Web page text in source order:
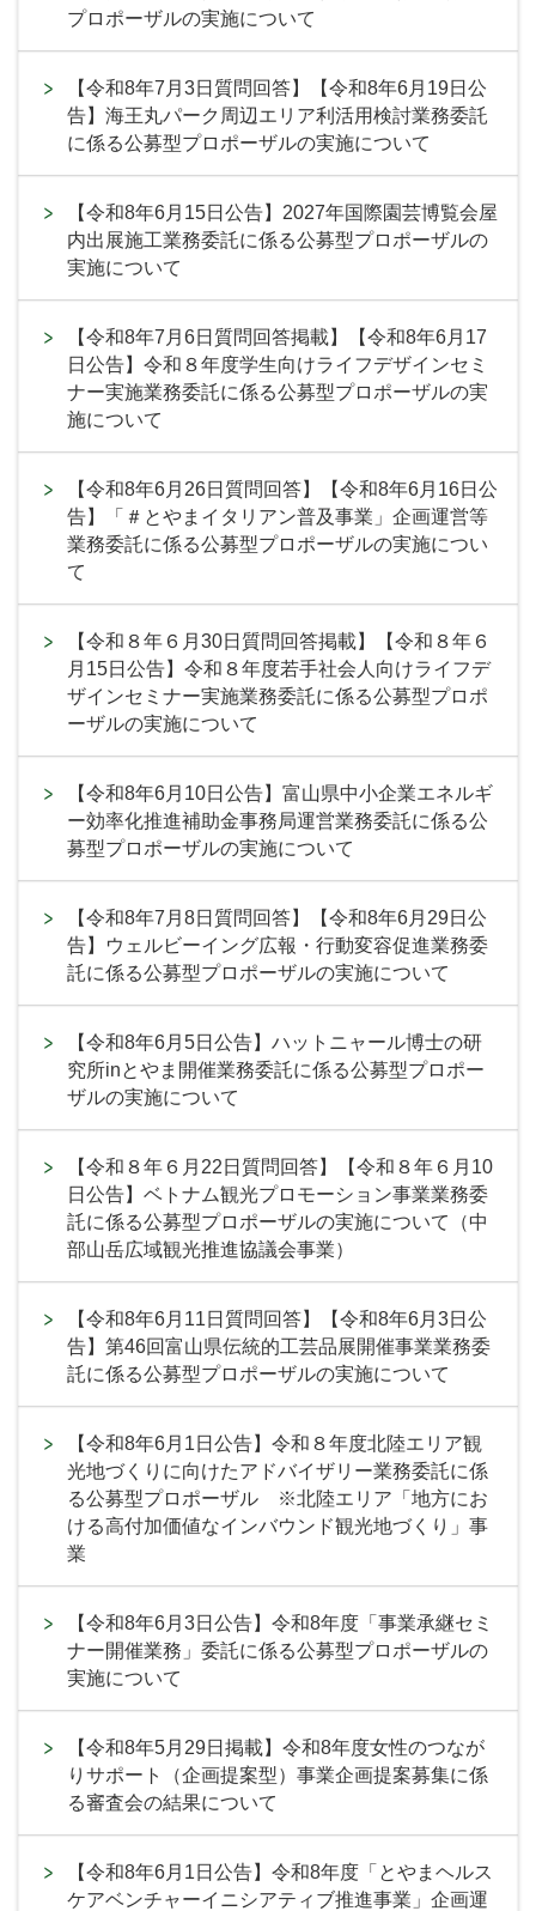
プロポーザルの実施について
【令和8年7月3日質問回答】【令和8年6月19日公
告】海王丸パーク周辺エリア利活用検討業務委託
に係る公募型プロポーザルの実施について
【令和8年6月15日公告】2027年国際園芸博覧会屋
内出展施工業務委託に係る公募型プロポーザルの
実施について
【令和8年7月6日質問回答掲載】【令和8年6月17
日公告】令和８年度学生向けライフデザインセミ
ナー実施業務委託に係る公募型プロポーザルの実
施について
【令和8年6月26日質問回答】【令和8年6月16日公
告】「＃とやまイタリアン普及事業」企画運営等
業務委託に係る公募型プロポーザルの実施につい
て
【令和８年６月30日質問回答掲載】【令和８年６
月15日公告】令和８年度若手社会人向けライフデ
ザインセミナー実施業務委託に係る公募型プロポ
ーザルの実施について
【令和8年6月10日公告】富山県中小企業エネルギ
ー効率化推進補助金事務局運営業務委託に係る公
募型プロポーザルの実施について
【令和8年7月8日質問回答】【令和8年6月29日公
告】ウェルビーイング広報・行動変容促進業務委
託に係る公募型プロポーザルの実施について
【令和8年6月5日公告】ハットニャール博士の研
究所inとやま開催業務委託に係る公募型プロポー
ザルの実施について
【令和８年６月22日質問回答】【令和８年６月10
日公告】ベトナム観光プロモーション事業業務委
託に係る公募型プロポーザルの実施について（中
部山岳広域観光推進協議会事業）
【令和8年6月11日質問回答】【令和8年6月3日公
告】第46回富山県伝統的工芸品展開催事業業務委
託に係る公募型プロポーザルの実施について
【令和8年6月1日公告】令和８年度北陸エリア観
光地づくりに向けたアドバイザリー業務委託に係
る公募型プロポーザル ※北陸エリア「地方にお
ける高付加価値なインバウンド観光地づくり」事
業
【令和8年6月3日公告】令和8年度「事業承継セミ
ナー開催業務」委託に係る公募型プロポーザルの
実施について
【令和8年5月29日掲載】令和8年度女性のつなが
りサポート（企画提案型）事業企画提案募集に係
る審査会の結果について
【令和8年6月1日公告】令和8年度「とやまヘルス
ケアベンチャーイニシアティブ推進事業」企画運